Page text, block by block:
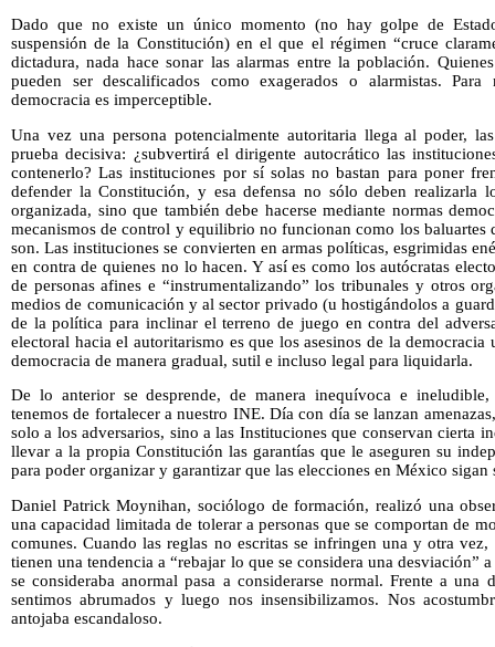
Dado que no existe un único momento (no hay golpe de
suspensión de la Constitución) en el que el régimen “cruce
dictadura, nada hace sonar las alarmas entre la población.
pueden ser descalificados como exagerados o alarmistas.
democracia es imperceptible.
Una vez una persona potencialmente autoritaria llega al poder,
prueba decisiva: ¿subvertirá el dirigente autocrático las
contenerlo? Las instituciones por sí solas no bastan para poner
defender la Constitución, y esa defensa no sólo deben realizarla
organizada, sino que también debe hacerse mediante normas
mecanismos de control y equilibrio no funcionan como los baluartes
son. Las instituciones se convierten en armas políticas, esgrimidas
en contra de quienes no lo hacen. Y así es como los autócratas
de personas afines e “instrumentalizando” los tribunales y otros
medios de comunicación y al sector privado (u hostigándolos a
de la política para inclinar el terreno de juego en contra del
electoral hacia el autoritarismo es que los asesinos de la
democracia de manera gradual, sutil e incluso legal para liquidarla.
De lo anterior se desprende, de manera inequívoca e
tenemos de fortalecer a nuestro INE. Día con día se lanzan
solo a los adversarios, sino a las Instituciones que conservan cierta
llevar a la propia Constitución las garantías que le aseguren su
para poder organizar y garantizar que las elecciones en México
Daniel Patrick Moynihan, sociólogo de formación, realizó una
una capacidad limitada de tolerar a personas que se comportan de
comunes. Cuando las reglas no escritas se infringen una y otra
tienen una tendencia a “rebajar lo que se considera una desviación”
se consideraba anormal pasa a considerarse normal. Frente a una
sentimos abrumados y luego nos insensibilizamos. Nos
antojaba escandaloso.